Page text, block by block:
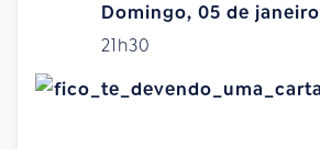
Domingo, 05 de janeiro
21h30